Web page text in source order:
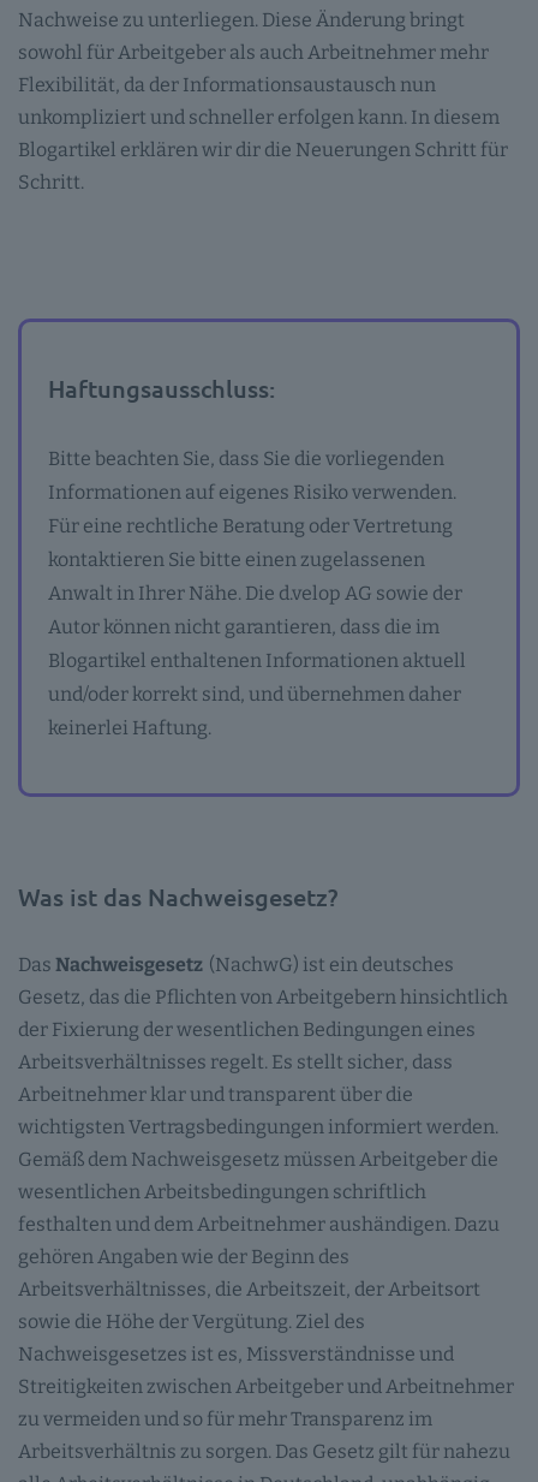
Nachweise zu unterliegen. Diese Änderung bringt
sowohl für Arbeitgeber als auch Arbeitnehmer mehr
Flexibilität, da der Informationsaustausch nun
unkompliziert und schneller erfolgen kann. In diesem
Blogartikel erklären wir dir die Neuerungen Schritt für
Schritt.
Haftungsausschluss:
Bitte beachten Sie, dass Sie die vorliegenden
Informationen auf eigenes Risiko verwenden.
Für eine rechtliche Beratung oder Vertretung
kontaktieren Sie bitte einen zugelassenen
Anwalt in Ihrer Nähe. Die d.velop AG sowie der
Autor können nicht garantieren, dass die im
Blogartikel enthaltenen Informationen aktuell
und/oder korrekt sind, und übernehmen daher
keinerlei Haftung.
Was ist das Nachweisgesetz?
Das Nachweisgesetz (NachwG) ist ein deutsches
Gesetz, das die Pflichten von Arbeitgebern hinsichtlich
der Fixierung der wesentlichen Bedingungen eines
Arbeitsverhältnisses regelt. Es stellt sicher, dass
Arbeitnehmer klar und transparent über die
wichtigsten Vertragsbedingungen informiert werden.
Gemäß dem Nachweisgesetz müssen Arbeitgeber die
wesentlichen Arbeitsbedingungen schriftlich
festhalten und dem Arbeitnehmer aushändigen. Dazu
gehören Angaben wie der Beginn des
Arbeitsverhältnisses, die Arbeitszeit, der Arbeitsort
sowie die Höhe der Vergütung. Ziel des
Nachweisgesetzes ist es, Missverständnisse und
Streitigkeiten zwischen Arbeitgeber und Arbeitnehmer
zu vermeiden und so für mehr Transparenz im
Arbeitsverhältnis zu sorgen. Das Gesetz gilt für nahezu